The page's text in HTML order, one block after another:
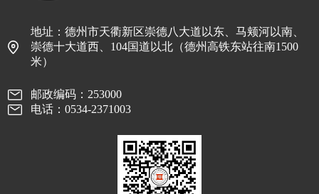
地址：德州市天衢新区崇德八大道以东、马颊河以南、
崇德十大道西、104国道以北（德州高铁东站往南1500
米）
邮政编码：253000
电话：0534-2371003